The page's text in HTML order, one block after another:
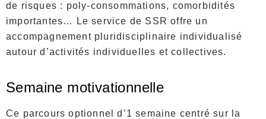
de risques : poly-consommations, comorbidités
importantes… Le service de SSR offre un
accompagnement pluridisciplinaire individualisé
autour d’activités individuelles et collectives.
Semaine motivationnelle
Ce parcours optionnel d’1 semaine centré sur la